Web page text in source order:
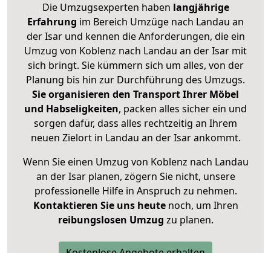
Die Umzugsexperten haben langjährige
Erfahrung im Bereich Umzüge nach Landau an
der Isar und kennen die Anforderungen, die ein
Umzug von Koblenz nach Landau an der Isar mit
sich bringt. Sie kümmern sich um alles, von der
Planung bis hin zur Durchführung des Umzugs.
Sie organisieren den Transport Ihrer Möbel
und Habseligkeiten, packen alles sicher ein und
sorgen dafür, dass alles rechtzeitig an Ihrem
neuen Zielort in Landau an der Isar ankommt.
Wenn Sie einen Umzug von Koblenz nach Landau
an der Isar planen, zögern Sie nicht, unsere
professionelle Hilfe in Anspruch zu nehmen.
Kontaktieren Sie uns heutenoch, um Ihren
reibungslosen Umzug zu planen.